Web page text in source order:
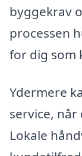
byggekrav
processen
for dig som
Ydermere
service,
Lokale